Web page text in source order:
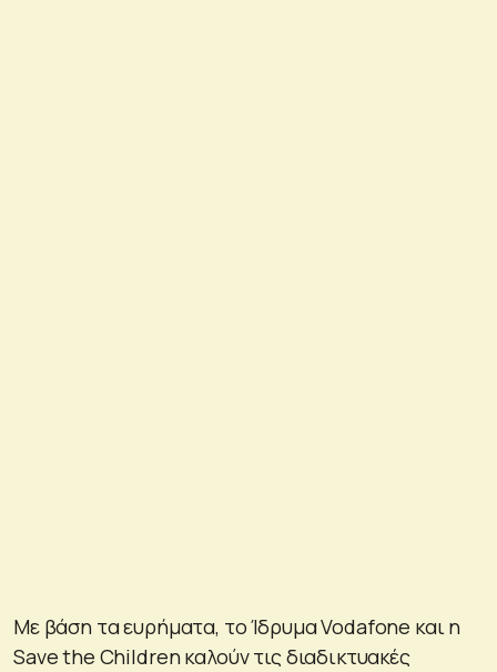
Με βάση τα ευρήματα, το Ίδρυμα Vodafone και η
Save the Children καλούν τις διαδικτυακές